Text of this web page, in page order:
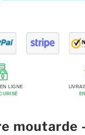
LIGNE
moutarde